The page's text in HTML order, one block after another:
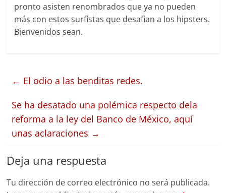
pronto asisten renombrados que ya no pueden
más con estos surfistas que desafian a los hipsters.
Bienvenidos sean.
← El odio a las benditas redes.
Se ha desatado una polémica respecto dela
reforma a la ley del Banco de México, aquí
unas aclaraciones →
Deja una respuesta
Tu dirección de correo electrónico no será publicada.